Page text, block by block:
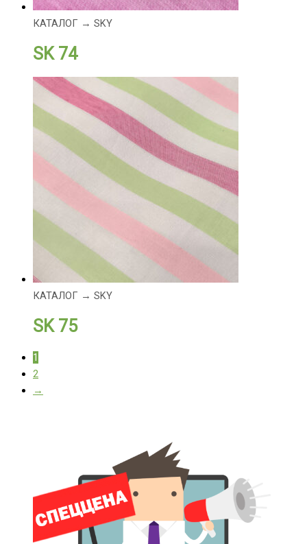
КАТАЛОГ → SKY
SK 74
КАТАЛОГ → SKY
SK 75
1
2
→